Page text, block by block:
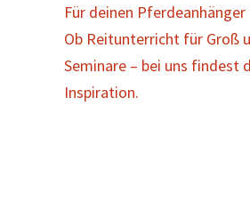
Für deinen
Ob Reitunterricht für Groß
Seminare – bei uns findest
Inspiration.